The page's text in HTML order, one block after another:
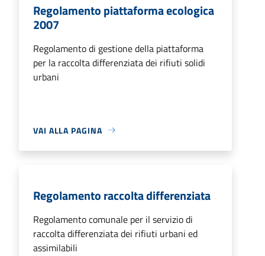
Regolamento piattaforma ecologica
2007
Regolamento di gestione della piattaforma
per la raccolta differenziata dei rifiuti solidi
urbani
VAI ALLA PAGINA
Regolamento raccolta differenziata
Regolamento comunale per il servizio di
raccolta differenziata dei rifiuti urbani ed
assimilabili